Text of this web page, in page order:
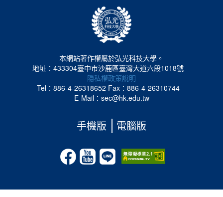
本網站著作權屬於弘光科技大學。
地址：433304臺中市沙鹿區臺灣大道六段1018號
隱私權政策說明
Tel：886-4-26318652 Fax：886-4-26310744
E-Mail：sec@hk.edu.tw
手機版 電腦版